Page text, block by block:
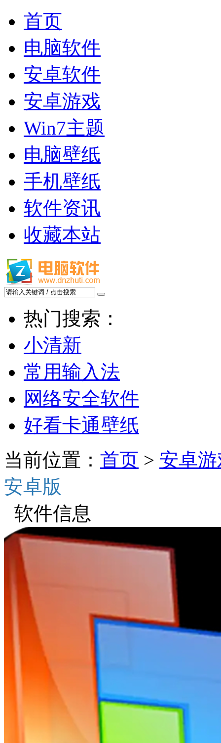
首页
电脑软件
安卓软件
安卓游戏
Win7主题
电脑壁纸
手机壁纸
软件资讯
收藏本站
热门搜索：
小清新
常用输入法
网络安全软件
好看卡通壁纸
当前位置： 首页 > 安卓
安卓版
软件信息